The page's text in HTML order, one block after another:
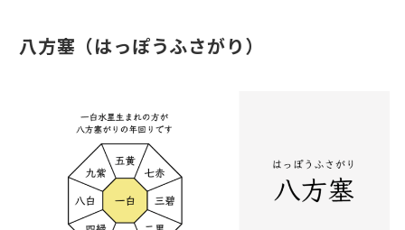
八方塞（はっぽうふさがり）